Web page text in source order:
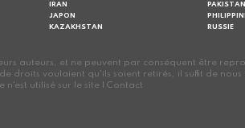
IRAN
JAPON
KAZAKHSTAN
PAKISTAN
RUSSIE
auteurs, et ne peuvent par conséquent être
voulaient qu'ils soient retirés, il suffit de
utilisé sur le site | Contact